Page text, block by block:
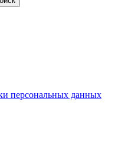
персональных данных